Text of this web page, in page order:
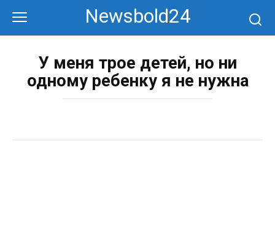
контенту
Newsbold24
У меня трое детей, но ни
одному ребенку я не нужна